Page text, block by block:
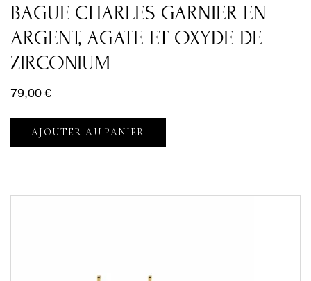
BAGUE CHARLES GARNIER EN
ARGENT, AGATE ET OXYDE DE
ZIRCONIUM
79,00€
AJOUTER AU PANIER